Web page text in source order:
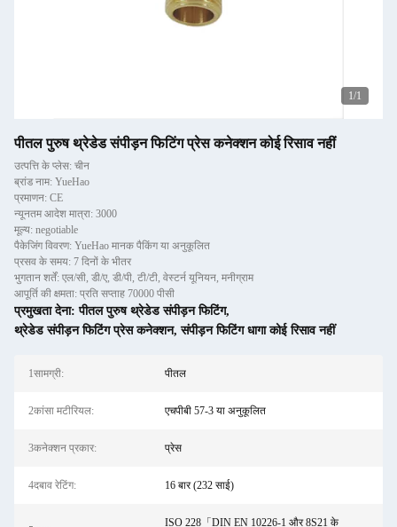
1/1
पीतल पुरुष थ्रेडेड संपीड़न फिटिंग प्रेस कनेक्शन कोई रिसाव नहीं
उत्पत्ति के प्लेस: चीन
ब्रांड नाम: YueHao
प्रमाणन: CE
न्यूनतम आदेश मात्रा: 3000
मूल्य: negotiable
पैकेजिंग विवरण: YueHao मानक पैकिंग या अनुकूलित
प्रसव के समय: 7 दिनों के भीतर
भुगतान शर्तें: एल/सी, डी/ए, डी/पी, टी/टी, वेस्टर्न यूनियन, मनीग्राम
आपूर्ति की क्षमता: प्रति सप्ताह 70000 पीसी
प्रमुखता देना:पीतल पुरुष थ्रेडेड संपीड़न फिटिंग,
थ्रेडेड संपीड़न फिटिंग प्रेस कनेक्शन,संपीड़न फिटिंग धागा कोई रिसाव नहीं
1सामग्री: पीतल
2कांसा मटीरियल: एचपीबी 57-3 या अनुकूलित
3कनेक्शन प्रकार: प्रेस
4दबाव रेटिंग: 16 बार (232 साई)
ISO 228「DIN EN 10226-1 और 8S21 के